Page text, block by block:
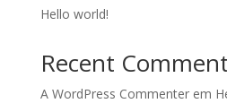
Hello world!
Recent
A WordPress Commenterem